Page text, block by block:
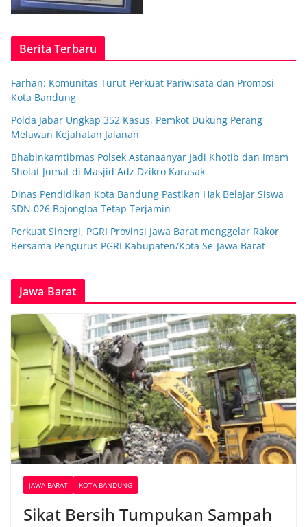
Berita Terbaru
Farhan: Komunitas Turut Perkuat Pariwisata dan Promosi
Kota Bandung
Polda Jabar Ungkap 352 Kasus, Pemkot Dukung Perang
Melawan Kejahatan Jalanan
Bhabinkamtibmas Polsek Astanaanyar Jadi Khotib dan Imam
Sholat Jumat di Masjid Adz Dzikro Karasak
Dinas Pendidikan Kota Bandung Pastikan Hak Belajar Siswa
SDN 026 Bojongloa Tetap Terjamin
Perkuat Sinergi, PGRI Provinsi Jawa Barat menggelar Rakor
Bersama Pengurus PGRI Kabupaten/Kota Se-Jawa Barat
Jawa Barat
JAWA BARAT KOTA BANDUNG
Sikat Bersih Tumpukan Sampah